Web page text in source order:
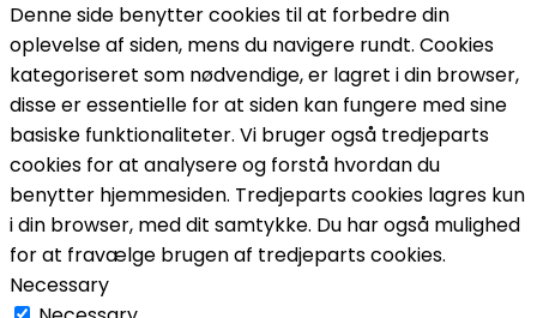
Denne side benytter cookies til at forbedre din
oplevelse af siden, mens du navigere rundt. Cookies
kategoriseret som nødvendige, er lagret i din browser,
disse er essentielle for at siden kan fungere med sine
basiske funktionaliteter. Vi bruger også tredjeparts
cookies for at analysere og forstå hvordan du
benytter hjemmesiden. Tredjeparts cookies lagres kun
i din browser, med dit samtykke. Du har også mulighed
for at fravælge brugen af tredjeparts cookies.
Necessary